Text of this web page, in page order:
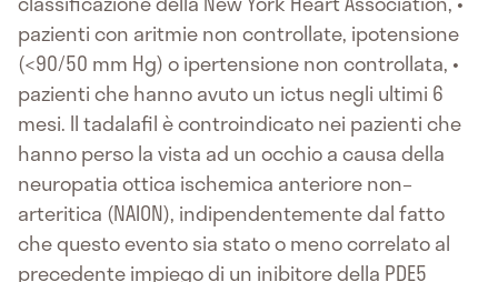
pazienti con aritmie non controllate, ipotensione
(<90/50 mm Hg) o ipertensione non controllata, •
pazienti che hanno avuto un ictus negli ultimi 6
mesi. Il tadalafil è controindicato nei pazienti che
hanno perso la vista ad un occhio a causa della
neuropatia ottica ischemica anteriore non–
arteritica (NAION), indipendentemente dal fatto
che questo evento sia stato o meno correlato al
precedente impiego di un inibitore della PDE5